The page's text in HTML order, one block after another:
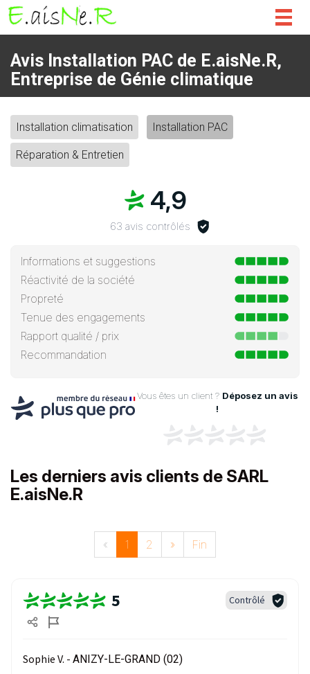
Avis Installation PAC de E.aisNe.R,
Entreprise de Génie climatique
Installation climatisation Installation PAC
Réparation & Entretien
4,9
63 avis contrôlés
Informations et suggestions
Réactivité de la société
Propreté
Tenue des engagements
Rapport qualité / prix
Recommandation
Vous êtes un client ? Déposez un avis
!
Les derniers avis clients de SARL
E.aisNe.R
« 1 2 » Fin
5 Contrôlé
Sophie V. - ANIZY-LE-GRAND (02)